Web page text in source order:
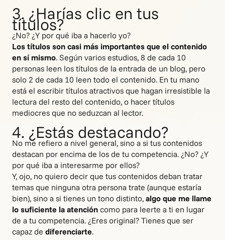
3. ¿Harías clic en tus
títulos?
¿No? ¿Y por qué iba a hacerlo yo?
Los títulos son casi más importantes que el contenido
en sí mismo. Según varios estudios, 8 de cada 10
personas leen los títulos de la entrada de un blog, pero
solo 2 de cada 10 leen todo el contenido. En tu mano
está el escribir títulos atractivos que hagan irresistible la
lectura del resto del contenido, o hacer títulos
mediocres que no seduzcan al lector.
4. ¿Estás destacando?
No me refiero a nivel general, sino a si tus contenidos
destacan por encima de los de tu competencia. ¿No? ¿Y
por qué iba a interesarme por ellos?
Y, ojo, no quiero decir que tus contenidos deban tratar
temas que ninguna otra persona trate (aunque estaría
bien), sino a si tienes un tono distinto, algo que me llame
lo suficiente la atención como para leerte a ti en lugar
de a tu competencia. ¿Eres original? Tienes que ser
capaz de diferenciarte.